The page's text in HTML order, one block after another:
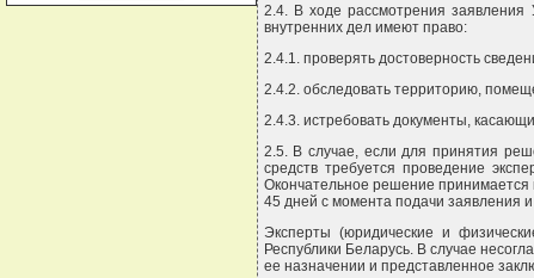
2.4. В ходе рассмотрения
внутренних дел имеют право:
2.4.1. проверять достоверность
2.4.2. обследовать территорию,
2.4.3. истребовать документы,
2.5. В случае, если для принятия
средств требуется проведение
Окончательное решение принимается
45 дней с момента подачи заявления
Эксперты (юридические и
Республики Беларусь. В случае
ее назначении и представленное